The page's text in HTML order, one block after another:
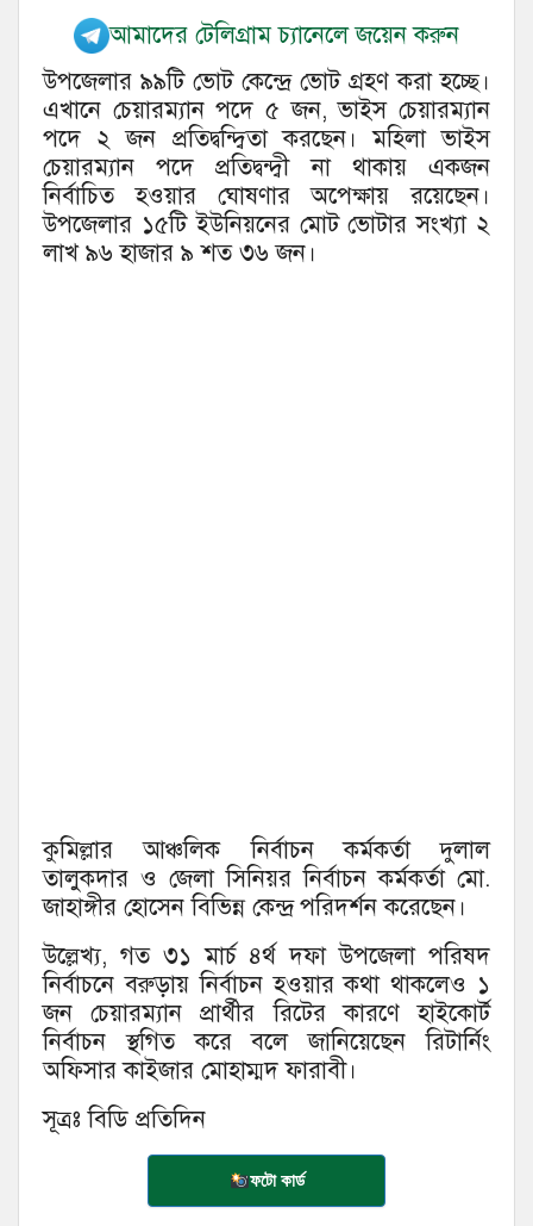
আমাদের টেলিগ্রাম চ্যানেলে জয়েন করুন
উপজেলার ৯৯টি ভোট কেন্দ্রে ভোট গ্রহণ করা হচ্ছে।
এখানে চেয়ারম্যান পদে ৫ জন, ভাইস চেয়ারম্যান
পদে ২ জন প্রতিদ্বন্দ্বিতা করছেন। মহিলা ভাইস
চেয়ারম্যান পদে প্রতিদ্বন্দ্বী না থাকায় একজন
নির্বাচিত হওয়ার ঘোষণার অপেক্ষায় রয়েছেন।
উপজেলার ১৫টি ইউনিয়নের মোট ভোটার সংখ্যা ২
লাখ ৯৬ হাজার ৯ শত ৩৬ জন।
কুমিল্লার আঞ্চলিক নির্বাচন কর্মকর্তা দুলাল
তালুকদার ও জেলা সিনিয়র নির্বাচন কর্মকর্তা মো.
জাহাঙ্গীর হোসেন বিভিন্ন কেন্দ্র পরিদর্শন করেছেন।
উল্লেখ্য, গত ৩১ মার্চ ৪র্থ দফা উপজেলা পরিষদ
নির্বাচনে বরুড়ায় নির্বাচন হওয়ার কথা থাকলেও ১
জন চেয়ারম্যান প্রার্থীর রিটের কারণে হাইকোর্ট
নির্বাচন স্থগিত করে বলে জানিয়েছেন রিটার্নিং
অফিসার কাইজার মোহাম্মদ ফারাবী।
সূত্রঃ বিডি প্রতিদিন
ফটো কার্ড